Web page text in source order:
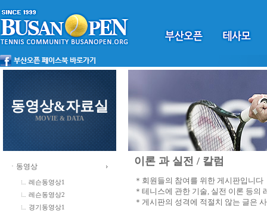
동영상&자료실
MOVIE & DATA
ㆍ동영상
레슨동영상1
레슨동영상2
경기동영상1
이론 과 실전 / 칼럼
＊회원들의 참여를 위한 게시판입니다
＊테니스에 관한 기술, 실전 이론 등의
＊게시판의 성격에 적절치 않는 글은